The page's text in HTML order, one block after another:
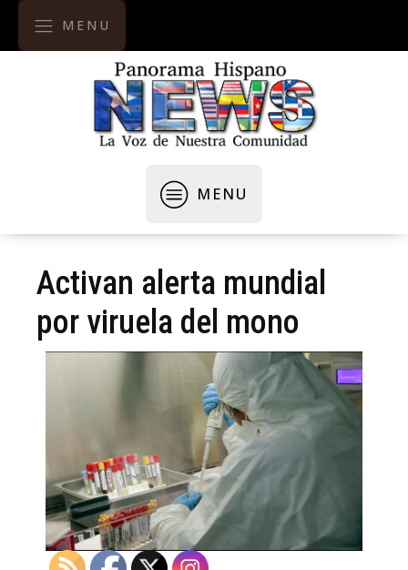
MENU
MENU
Activan alerta mundial
por viruela del mono